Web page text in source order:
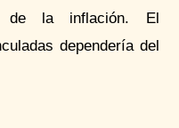
de la inflación. El
dependería del